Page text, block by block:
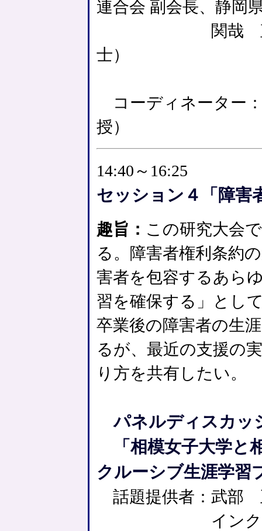
連合会 副会長、静岡
関哉 直人（
士）
コーディネーター
授）
14:40～16:25
セッション４「障害
趣旨： この研究大会
る。障害者権利条約
害者を包容するあら
習を確保する」とし
卒業後の障害者の生
るが、最近の支援の
り方を共有したい。
パネルディスカッ
「相模女子大学と
クルーシブ生涯学習
話題提供者：武部
インクルーシ